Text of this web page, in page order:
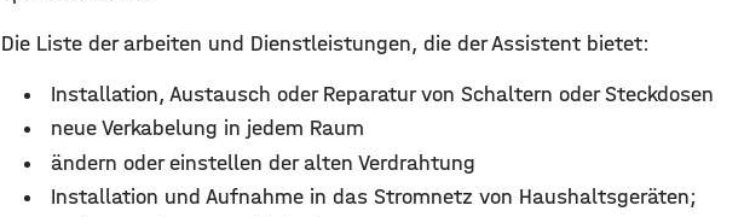
Die Liste der arbeiten und Dienstleistungen, die der Assistent bietet:
Installation, Austausch oder Reparatur von Schaltern oder Steckdosen
neue Verkabelung in jedem Raum
ändern oder einstellen der alten Verdrahtung
Installation und Aufnahme in das Stromnetz von Haushaltsgeräten;